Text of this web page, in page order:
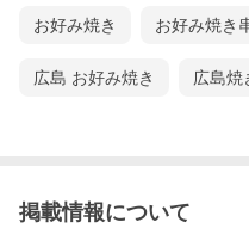
お好み焼き お好み焼き
広島 お好み焼き 広島焼
掲載情報について